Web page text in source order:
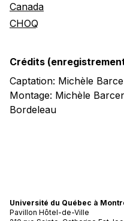
Canada
CHOQ
Crédits
Captation: Michèle
Montage: Michèle
Bordeleau
Université du Québec à
Pavillon Hôtel-de-Ville